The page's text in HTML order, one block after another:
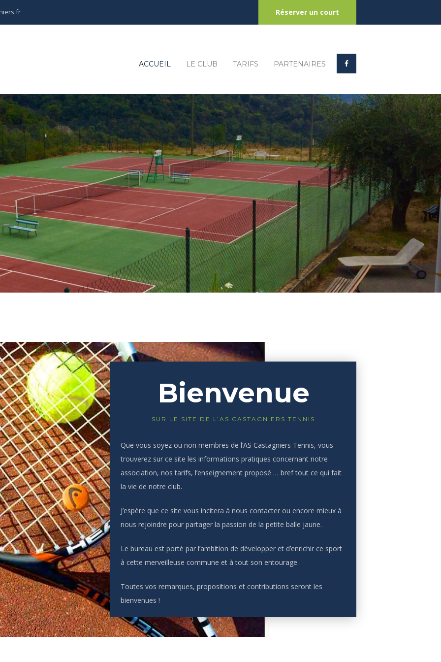
Réserver un court
ACCUEIL LE CLUB TARIFS PARTENAIRES
Bienvenue
SUR LE SITE DE L’AS CASTAGNIERS TENNIS
Que vous soyez ou non membres de l’AS Castagniers Tennis, vous
trouverez sur ce site les informations pratiques concernant notre
association, nos tarifs, l’enseignement proposé … bref tout ce qui fait
la vie de notre club.
J’espère que ce site vous incitera à nous contacter ou encore mieux à
nous rejoindre pour partager la passion de la petite balle jaune.
Le bureau est porté par l’ambition de développer et d’enrichir ce sport
à cette merveilleuse commune et à tout son entourage.
Toutes vos remarques, propositions et contributions seront les
bienvenues !